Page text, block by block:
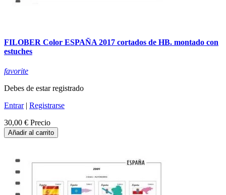
FILOBER Color ESPAÑA 2017 cortados de HB. montado con
estuches
favorite
Debes de estar registrado
Entrar| Registrarse
30,00 € Precio
Añadir al carrito